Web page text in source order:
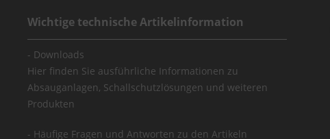
Wichtige technische Artikelinformation
Downloads
Hier finden Sie ausführliche Informationen zu
Absauganlagen, Schallschutzlösungen und weiteren
Produkten
Häufige Fragen und Antworten zu den Artikeln